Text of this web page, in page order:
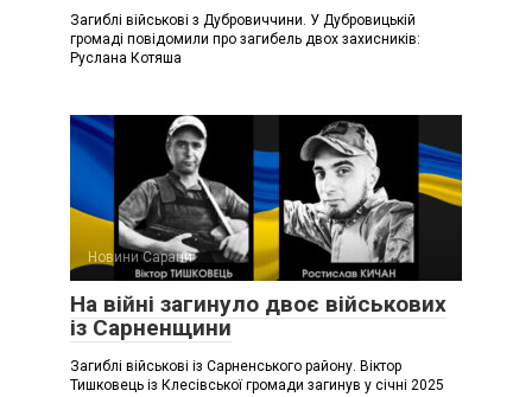
Загиблі військові з Дубровиччини. У Дубровицькій
громаді повідомили про загибель двох захисників:
Руслана Котяша
Новини Сарани
На війні загинуло двоє військових
із Сарненщини
Загиблі військові із Сарненського району. Віктор
Тишковець із Клесівської громади загинув у січні 2025